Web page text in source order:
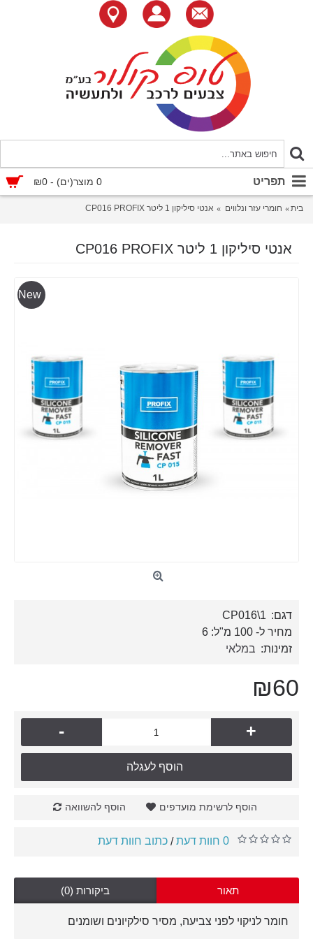
0 מוצר(ים) - ₪0 תפריט
בית חומרי עזר ונלווים אנטי סיליקון 1 ליטר CP016 PROFIX
אנטי סיליקון 1 ליטר CP016 PROFIX
New
דגם: CP016\1
מחיר ל- 100 מ"ל: 6
זמינות: במלאי
₪60
- +
הוסף לעגלה
הוסף לרשימת מועדפים הוסף להשוואה
0 חוות דעת / כתוב חוות דעת
תאור ביקורות (0)
חומר לניקוי לפני צביעה, מסיר סילקיונים ושומנים